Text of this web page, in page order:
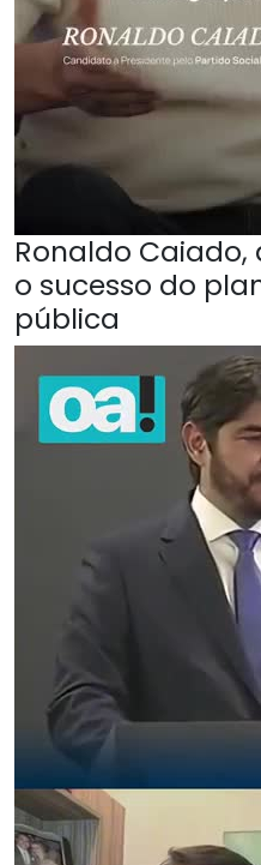
Ronaldo Caiado,
o sucesso do
pública